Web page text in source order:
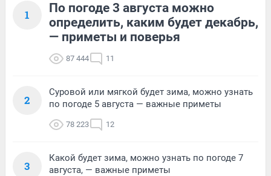
1
По погоде 3 августа можно
определить, каким будет декабрь,
— приметы и поверья
87 444 11
2
Суровой или мягкой будет зима, можно узнать
по погоде 5 августа — важные приметы
78 223 12
3
Какой будет зима, можно узнать по погоде 7
августа, — важные приметы